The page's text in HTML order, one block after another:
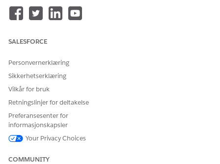
SeGenerell brukertilgang for standard agenthandlinger
Handlingsdetaljer
API-navn
Referansehandlingstype
Referansehandling
Utfører denne handlingen
én eller flere ledetekstmaler?
SALESFORCE
Personvernerklæring
Sikkerhetserklæring
Vilkår for bruk
Retningslinjer for deltakelse
Preferansesenter for
informasjonskapsler
Your Privacy Choices
COMMUNITY